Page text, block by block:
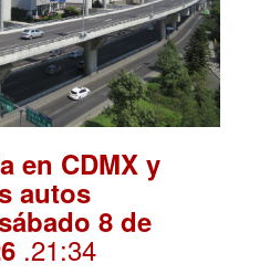
en CDMX y
autos
8 de
.21:34